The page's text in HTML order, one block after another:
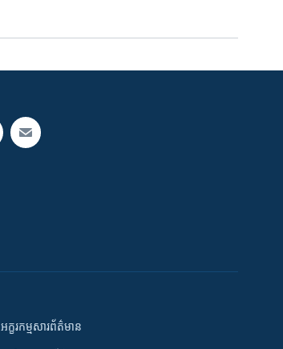
អក្ខរកម្មសារព័ត៌មាន